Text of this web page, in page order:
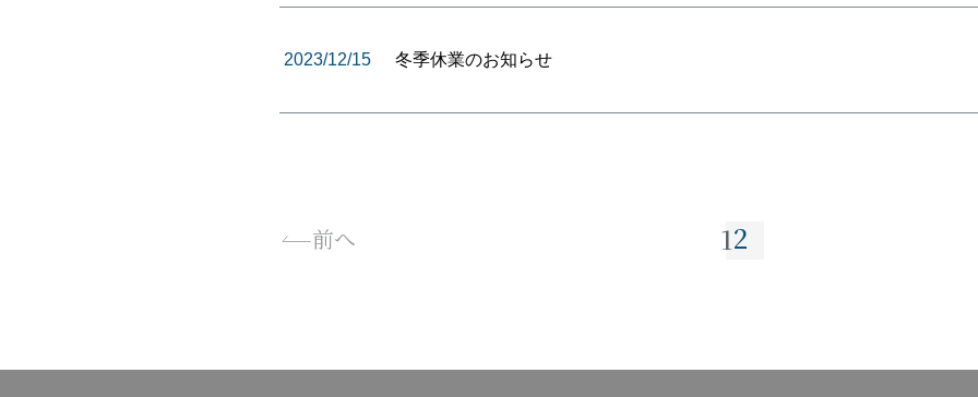
2023/12/15 冬季休業のお知らせ
前へ 12